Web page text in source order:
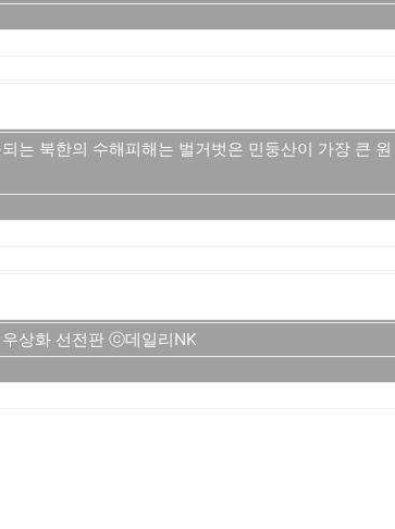
는 북한의 수해피해는 벌거벗은 민둥산이 가장 큰 원
상화 선전판 ⓒ데일리NK